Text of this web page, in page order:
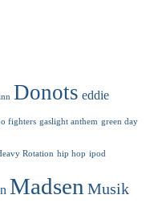
Donots eddie
fighters gaslight anthem green day
Rotation hip hop ipod
Madsen Musik